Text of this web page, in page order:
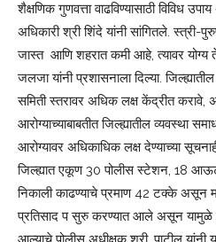
शैक्षणिक गुणवत्ता वाढविण्यासाठी विविध
अधिकारी श्री शिंदे यांनी सांगितले. स्त्री-
जास्त आणि शहरात कमी आहे, त्यावर योग्य
जलजा यांनी प्रशासनाला दिल्या.
समिती स्तरावर अधिक लक्ष केंद्रीत करावे,
आरोग्याच्याबाबतीत जिल्ह्यातील व्यवस्था
आरोग्यावर अधिकाधिक लक्ष देण्याच्या
जिल्ह्यात एकूण 30 पोलीस स्टेशन, 18
निकाली काढण्याचे प्रमाण 42 टक्के असून
प्रतिसाद प सुरु करण्यात आले असून यामुळे